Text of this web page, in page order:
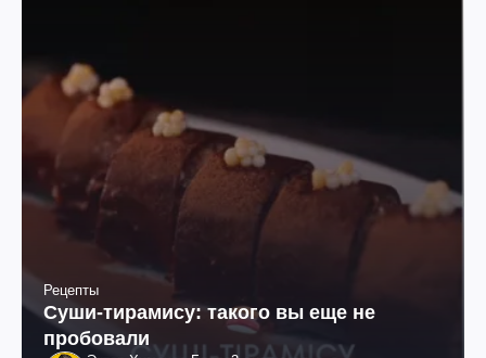
Рецепты
Суши-тирамису: такого вы еще не
пробовали